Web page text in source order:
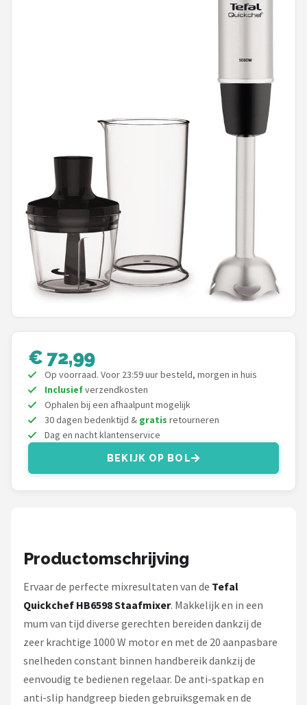
KitchenAid
Magimix
Braun
Bardi
KitchenBrothers
Philips
Alle merken →
€ 72,99
Op voorraad. Voor 23:59 uur besteld, morgen in huis
Inclusiefverzendkosten
Ophalen bij een afhaalpunt mogelijk
30 dagen bedenktijd & gratis retourneren
Dag en nacht klantenservice
BEKIJK OP BOL
Productomschrijving
Ervaar de perfecte mixresultaten van de Tefal
Quickchef HB6598 Staafmixer. Makkelijk en in een
mum van tijd diverse gerechten bereiden dankzij de
zeer krachtige 1000 W motor en met de 20 aanpasbare
snelheden constant binnen handbereik dankzij de
eenvoudig te bedienen regelaar. De anti-spatkap en
anti-slip handgreep bieden gebruiksgemak en de